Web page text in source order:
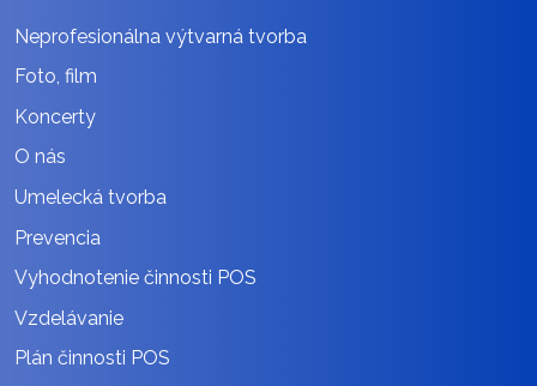
Neprofesionálna výtvarná tvorba
Foto, film
Koncerty
O nás
Umelecká tvorba
Prevencia
Vyhodnotenie činnosti POS
Vzdelávanie
Plán činnosti POS